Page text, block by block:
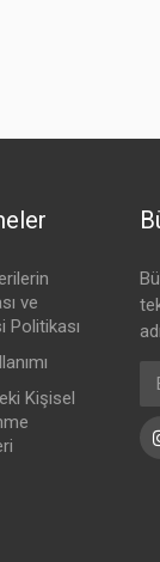
ve
Politikası
Kişisel